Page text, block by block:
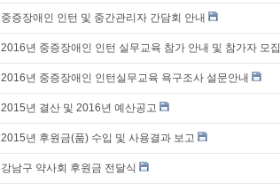
중증장애인 인턴 및 중간관리자 간담회 안내
2016년 중증장애인 인턴 실무교육 참가 안내 및 참가자 모집
2016년 중증장애인 인턴실무교육 욕구조사 설문안내
2015년 결산 및 2016년 예산공고
2015년 후원금(품) 수입 및 사용결과 보고
강남구 약사회 후원금 전달식